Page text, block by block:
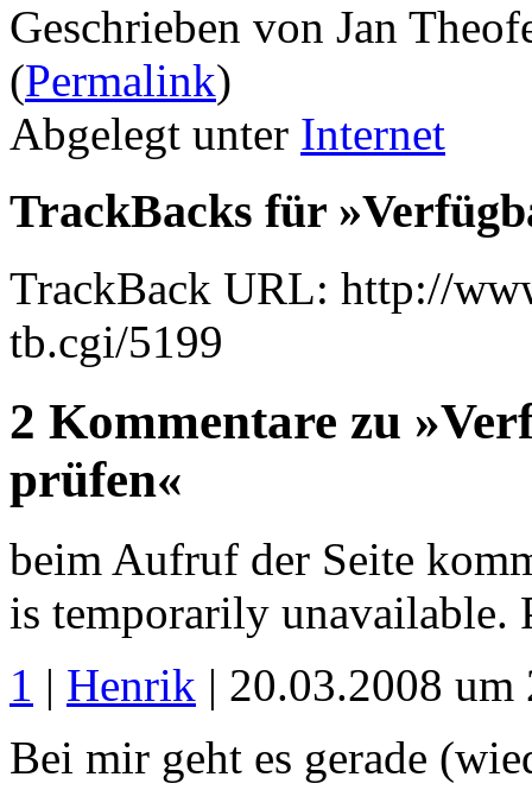
Geschrieben von Jan
(Permalink)
Abgelegt unter Internet
TrackBacks für
TrackBack URL: http://
tb.cgi/5199
2 Kommentare zu
prüfen«
beim Aufruf der Seite
is temporarily unavailable.
1 | Henrik | 20.03.2008 um
Bei mir geht es gerade